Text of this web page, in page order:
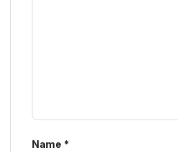
Name *